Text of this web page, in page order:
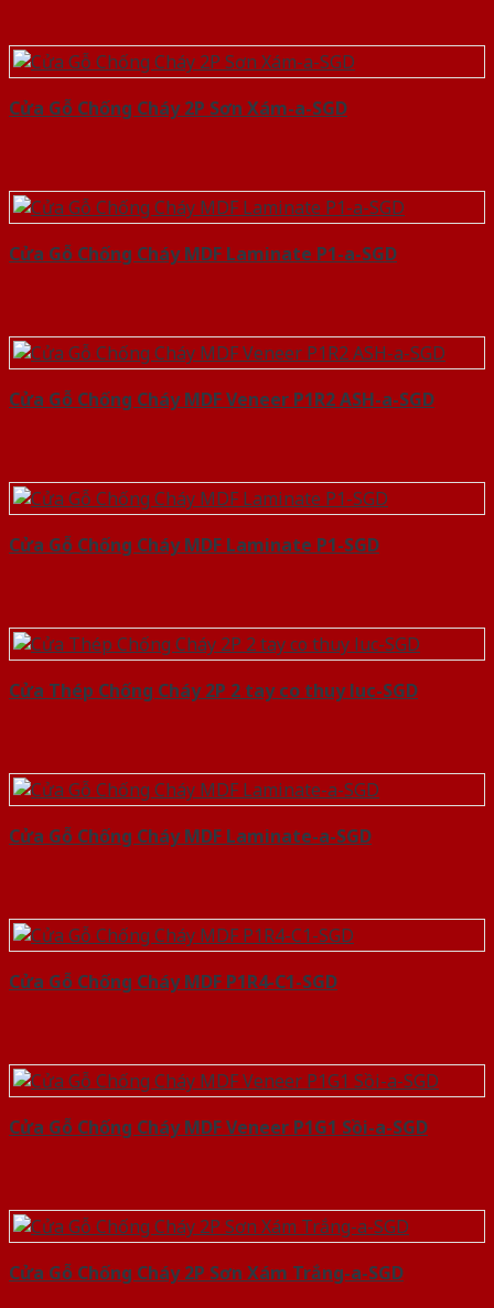
Cửa Gỗ Chống Cháy 2P Sơn Xám-a-SGD
Cửa Gỗ Chống Cháy MDF Laminate P1-a-SGD
Cửa Gỗ Chống Cháy MDF Veneer P1R2 ASH-a-SGD
Cửa Gỗ Chống Cháy MDF Laminate P1-SGD
Cửa Thép Chống Cháy 2P 2 tay co thuy luc-SGD
Cửa Gỗ Chống Cháy MDF Laminate-a-SGD
Cửa Gỗ Chống Cháy MDF P1R4-C1-SGD
Cửa Gỗ Chống Cháy MDF Veneer P1G1 Sồi-a-SGD
Cửa Gỗ Chống Cháy 2P Sơn Xám Trắng-a-SGD